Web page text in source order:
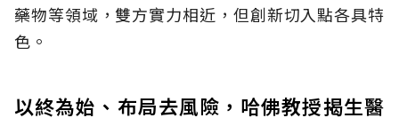
藥物等領域，雙方實力相近，但創新切入點各具特
色。
以終為始、布局去風險，哈佛教授揭生醫